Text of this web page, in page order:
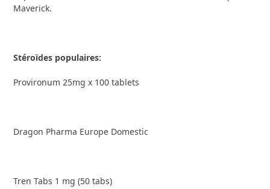
Maverick.
Stéroïdes populaires:
Provironum 25mg x 100 tablets
Dragon Pharma Europe Domestic
Tren Tabs 1 mg (50 tabs)